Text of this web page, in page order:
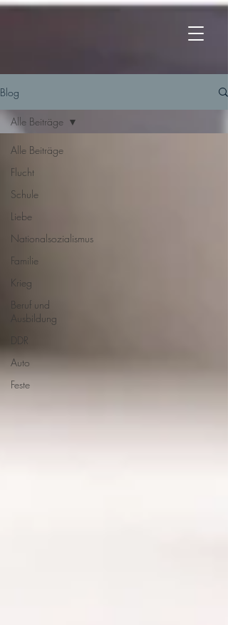
Blog
Alle Beiträge
Flucht
Schule
Liebe
Nationalsozialismus
Familie
Krieg
Beruf und
Ausbildung
DDR
Auto
Feste
Alle Beiträge